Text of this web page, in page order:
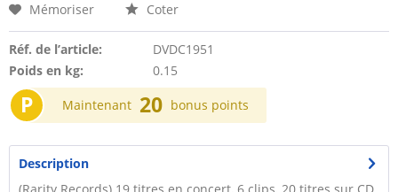
Mémoriser Coter
Réf. de l’article:
DVDC1951
Poids en kg:
0.15
P Maintenant 20 bonus points
Description